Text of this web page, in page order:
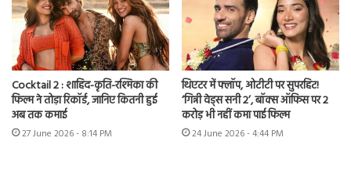
Cocktail 2 : शाहिद-कृति-रश्मिका की
फिल्म ने तोड़ा रिकॉर्ड, जानिए कितनी हुई
अब तक कमाई
27 June 2026 - 8:14 PM
थिएटर में फ्लॉप, ओटीटी पर सुपरहिट!
‘गिन्नी वेड्स सनी 2’, बॉक्स ऑफिस पर 2
करोड़ भी नहीं कमा पाई फिल्म
24 June 2026 - 4:44 PM